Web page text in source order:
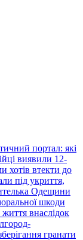
портал: які
виявили 12-
хотів втекти до
під укриття,
Одещини
шкоди
внаслідок
гранати